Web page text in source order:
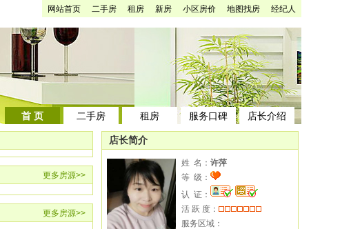
网站首页 二手房 租房 新房 小区房价 地图找房 经纪人
首 页 二手房 租房 服务口碑 店长介绍
更多房源>>
更多房源>>
店长简介
姓 名： 许萍
等 级：
认 证：
活 跃 度：
服务区域：